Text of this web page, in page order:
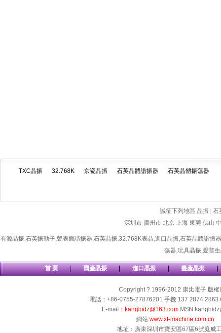
TXC晶振 32.768K 京瓷晶振 石英晶體諧振器 石英晶體振蕩器
誠征下列地區 晶振 |
深圳市 廣州市 北京 上海 東莞 佛山
有源晶振,石英振動子,聲表面諧振器,石英晶振,32.768K表晶,進口晶振,石英晶體諧振器
蕩器,玩具晶振,愛普
首 頁 | 國產晶振 | 進口晶振 | 臺產晶振 |
Copyright ? 1996-2012 康比電子 版權
電話：+86-0755-27876201 手機:137 2874 2863
E-mail： kangbidz@163.com
網站:www.xf-machine.com.cn
地址：廣東深圳市寶安區67區6號庭威